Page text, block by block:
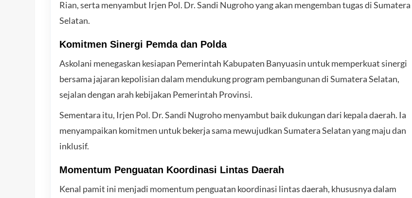
Rian, serta menyambut Irjen Pol. Dr. Sandi Nugroho yang akan mengemban tugas di Sumatera
Selatan.
Komitmen Sinergi Pemda dan Polda
Askolani menegaskan kesiapan Pemerintah Kabupaten Banyuasin untuk memperkuat sinergi
bersama jajaran kepolisian dalam mendukung program pembangunan di Sumatera Selatan,
sejalan dengan arah kebijakan Pemerintah Provinsi.
Sementara itu, Irjen Pol. Dr. Sandi Nugroho menyambut baik dukungan dari kepala daerah. Ia
menyampaikan komitmen untuk bekerja sama mewujudkan Sumatera Selatan yang maju dan
inklusif.
Momentum Penguatan Koordinasi Lintas Daerah
Kenal pamit ini menjadi momentum penguatan koordinasi lintas daerah, khususnya dalam